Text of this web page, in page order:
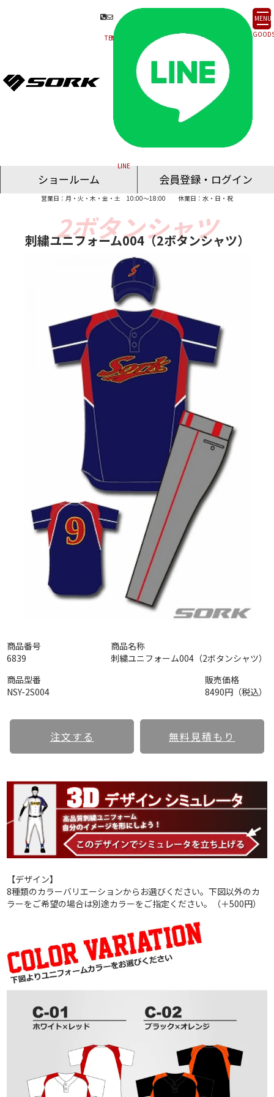
MENU
ショールーム
会員登録・ログイン
営業日：月・火・木・金・土 10:00～18:00 休業日：水・日・祝
刺繍ユニフォーム004（2ボタンシャツ）
商品番号
6839
商品名称
刺繍ユニフォーム004（2ボタンシャツ）
商品型番
NSY-2S004
販売価格
8490円（税込）
注文する 無料見積もり
【デザイン】
8種類のカラーバリエーションからお選びください。下図以外のカ
ラーをご希望の場合は別途カラーをご指定ください。（＋500円）
SHOWROOM
野球ユニフォームウェアブランドSORKで
は、ショールームを設けております。
ユニフォーム制作にあたり商談・打合せはも
ちろんの事、サンプルの確認も 可能ですの